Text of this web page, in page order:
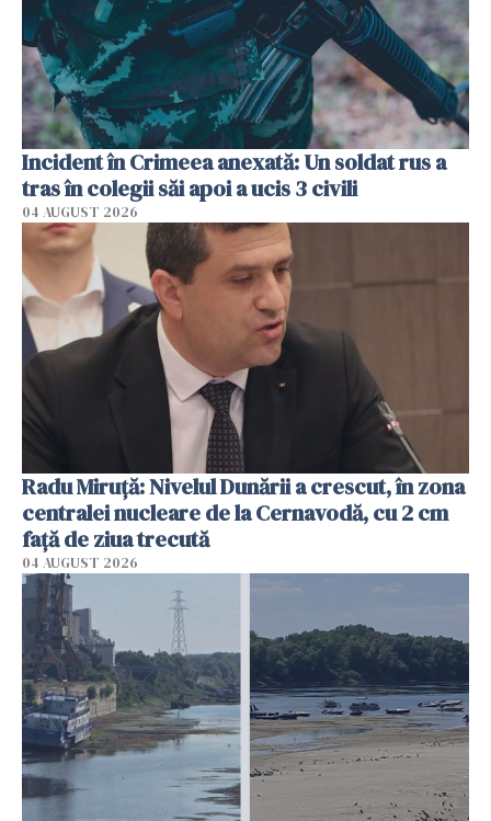
Incident în Crimeea anexată: Un soldat rus a
tras în colegii săi apoi a ucis 3 civili
04 AUGUST 2026
Radu Miruţă: Nivelul Dunării a crescut, în zona
centralei nucleare de la Cernavodă, cu 2 cm
faţă de ziua trecută
04 AUGUST 2026